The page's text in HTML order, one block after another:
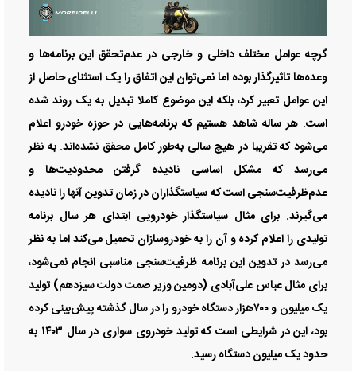
گرچه عوامل مختلف داخلی و خارجی در عدم‌تحقق این برنامه‌‌‌ها و
وعده‌‌‌ها تاثیرگذار بوده اما نمی‌توان این اتفاق را یک استثنای حاصل از
این عوامل تعبیر کرد، بلکه این موضوع کاملا تبدیل به یک روند شده
است. هر ساله شاهد هستیم که برنامه‌‌‌هایی در حوزه خودرو اعلام
می‌شود که تقریبا در هیچ سالی به‌طور کامل محقق نشده‌‌‌اند. به نظر
می‌رسد که مشکل اساسی نادیده گرفتن محدودیت‌ها و
عدم‌ظرفیت‌سنجی است که سیاستگذاران در زمان تدوین آنها را نادیده
می‌‌‌گیرند. برای مثال سیاستگذار خودرویی ابتدای هر سال برنامه
تولیدی را اعلام کرده و آن را به خودروسازان تحمیل می‌کند اما به نظر
می‌رسد در تدوین این برنامه ظرفیت‌‌‌سنجی مناسبی انجام نمی‌شود،
برای مثال عباس علی‌آبادی (دومین وزیر صمت دولت سیزدهم) تولید
یک میلیون و ۷۰۰‌هزار دستگاه خودرو را در سال گذشته پیش‌بینی کرده
بود، این در شرایطی است که تولید خودروی سواری در سال ۱۴۰۳ به
حدود یک میلیون دستگاه رسید.